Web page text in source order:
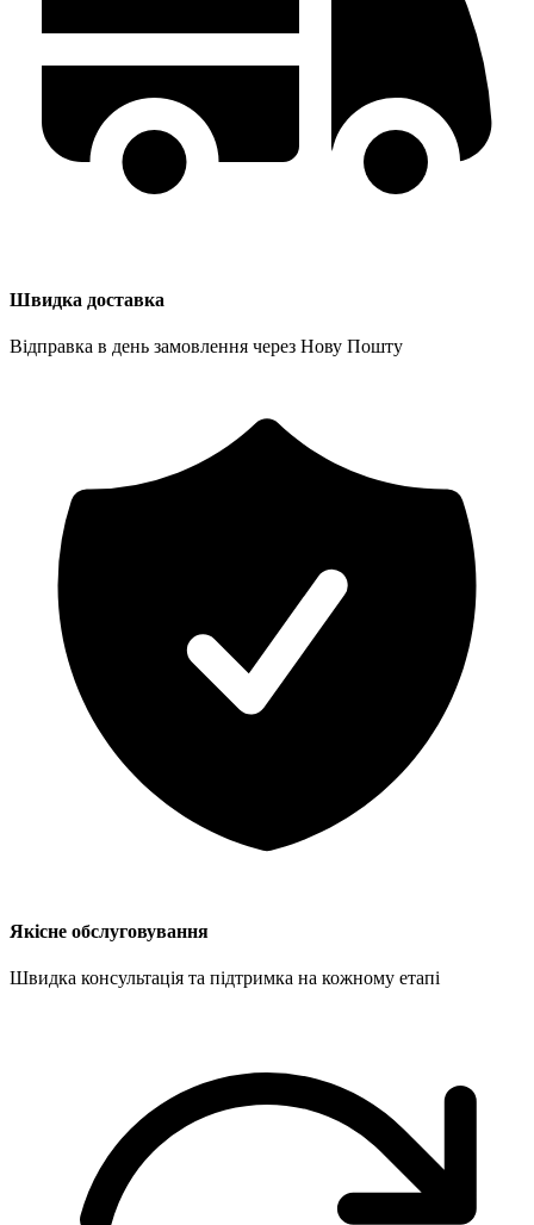
Швидка доставка
Відправка в день замовлення через Нову Пошту
Якісне обслуговування
Швидка консультація та підтримка на кожному етапі